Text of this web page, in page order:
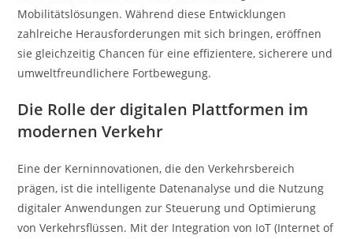
Mobilitätslösungen. Während diese Entwicklungen
zahlreiche Herausforderungen mit sich bringen, eröffnen
sie gleichzeitig Chancen für eine effizientere, sicherere und
umweltfreundlichere Fortbewegung.
Die Rolle der digitalen Plattformen im
modernen Verkehr
Eine der Kerninnovationen, die den Verkehrsbereich
prägen, ist die intelligente Datenanalyse und die Nutzung
digitaler Anwendungen zur Steuerung und Optimierung
von Verkehrsflüssen. Mit der Integration von IoT (Internet of